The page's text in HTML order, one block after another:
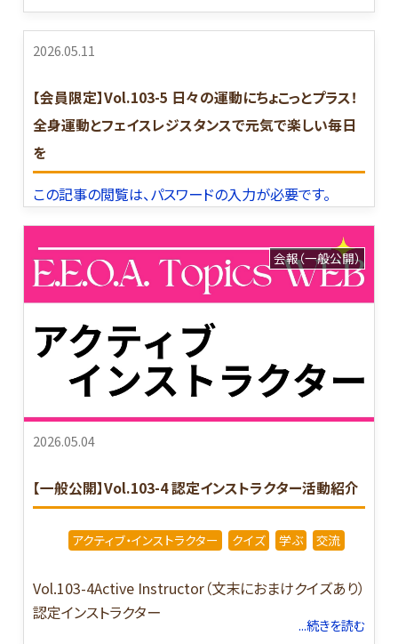
2026.05.11
【会員限定】Vol.103-5 日々の運動にちょこっとプラス！
全身運動とフェイスレジスタンスで元気で楽しい毎日
を
この記事の閲覧は、パスワードの入力が必要です。
2026.05.04
【一般公開】Vol.103-4 認定インストラクター活動紹介
会報（一般公開）
アクティブ・インストラクター クイズ 学ぶ 交流
Vol.103-4Active Instructor（文末におまけクイズあり）
認定インストラクター
...続きを読む